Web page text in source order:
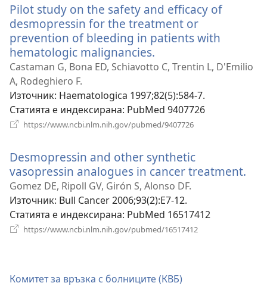
Pilot study on the safety and efficacy of
desmopressin for the treatment or
prevention of bleeding in patients with
hematologic malignancies.
нов
Castaman G, Bona ED, Schiavotto C, Trentin L, D'Emilio
A, Rodeghiero F.
Източник‎: Haematologica 1997;82(5):584-7.
Статията е индексирана‎: PubMed 9407726
https://www.ncbi.nlm.nih.gov/pubmed/9407726
Desmopressin and other synthetic
vasopressin analogues in cancer treatment.
Gomez DE, Ripoll GV, Girón S, Alonso DF.
Източник‎: Bull Cancer 2006;93(2):E7-12.
Статията е индексирана‎: PubMed 16517412
https://www.ncbi.nlm.nih.gov/pubmed/16517412
Комитет за връзка с болниците (КВБ)